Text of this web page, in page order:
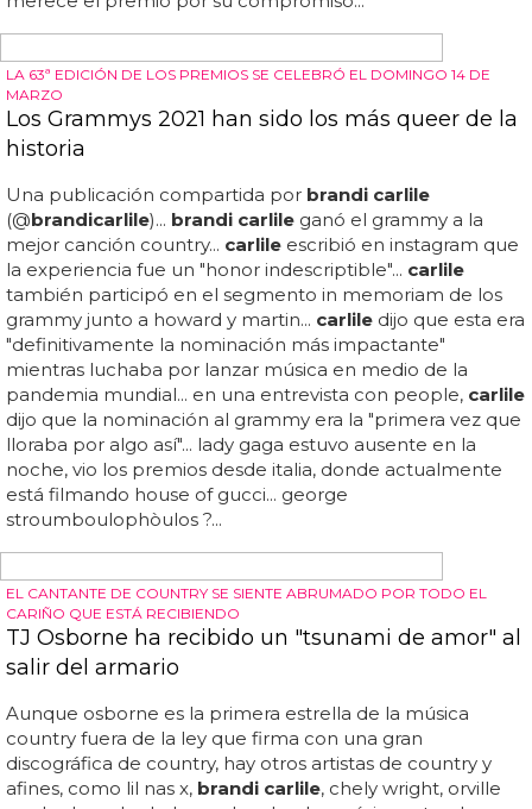
CYNDI LAUPER RECIBE EL PREMIO DE LA ONU POR SU DEFENSA DE
LOS LGBTQ
Cyndi Lauper premiada en la ONU
Kesha le entregará el premio, mientras que lily tomlin,
billy porter ybrandi carlile, así como otras celebridades
invitadas, también actuarán y asistirán... naturalmente, la
icónica cantante pop cyndi lauper es la primera persona
en recibir el premio... todas las ganancias van a true
colors united... el premio es un proyecto del productor
david clark, quien fundó la high note global initiative...
united, una organización benéfica que fundó en 2008
para prevenir y poner fin a la falta de hogar entre los
jóvenes lgbtq... en una declaración, clark dijo que lauper
merece el premio por su compromiso...